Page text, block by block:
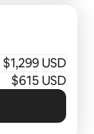
$1,299 USD
$615 USD